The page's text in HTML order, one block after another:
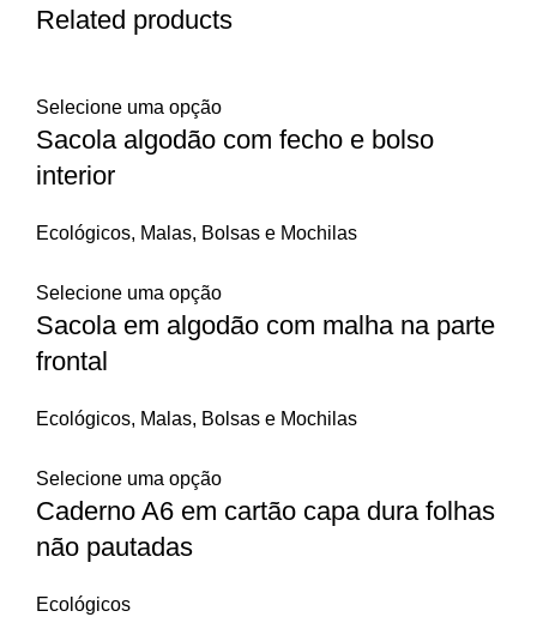
Related products
Selecione uma opção
Sacola algodão com fecho e bolso
interior
Ecológicos, Malas, Bolsas e Mochilas
Selecione uma opção
Sacola em algodão com malha na parte
frontal
Ecológicos, Malas, Bolsas e Mochilas
Selecione uma opção
Caderno A6 em cartão capa dura folhas
não pautadas
Ecológicos